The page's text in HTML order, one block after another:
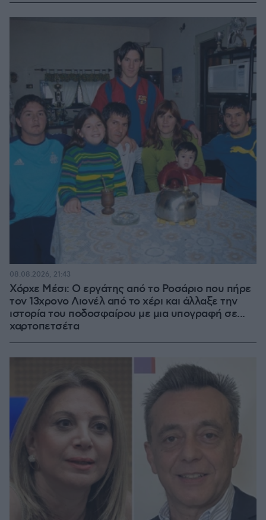
Χόρχε Μέσι: Ο εργάτης από το Ροσάριο που πήρε
τον 13χρονο Λιονέλ από το χέρι και άλλαξε την
ιστορία του ποδοσφαίρου με μια υπογραφή σε...
χαρτοπετσέτα
08.08.2026, 21:43